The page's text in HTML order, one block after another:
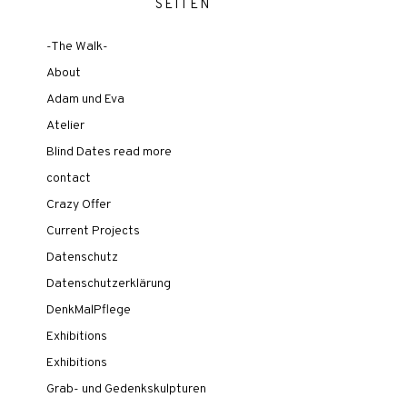
SEITEN
-The Walk-
About
Adam und Eva
Atelier
Blind Dates read more
contact
Crazy Offer
Current Projects
Datenschutz
Datenschutzerklärung
DenkMalPflege
Exhibitions
Exhibitions
Grab- und Gedenkskulpturen